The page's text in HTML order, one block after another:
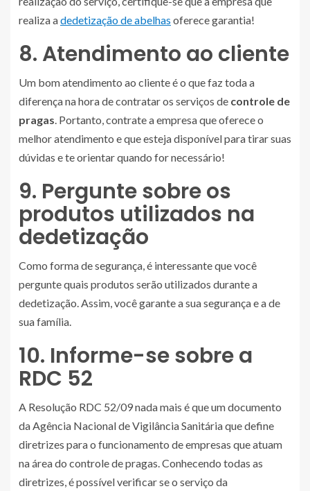
realiza adedetização de abelhas oferece garantia!
8. Atendimento ao cliente
Um bom atendimento ao cliente é o que faz toda a
diferença na hora de contratar os serviços de controle de
pragas . Portanto, contrate a empresa que oferece o
melhor atendimento e que esteja disponível para tirar suas
dúvidas e te orientar quando for necessário!
9. Pergunte sobre os
produtos utilizados na
dedetização
Como forma de segurança, é interessante que você
pergunte quais produtos serão utilizados durante a
dedetização. Assim, você garante a sua segurança e a de
sua família.
10. Informe-se sobre a
RDC 52
A Resolução RDC 52/09nada mais é que um documento
da Agência Nacional de Vigilância Sanitária que define
diretrizes para o funcionamento de empresas que atuam
na área do controle de pragas. Conhecendo todas as
diretrizes, é possível verificar se o serviço da